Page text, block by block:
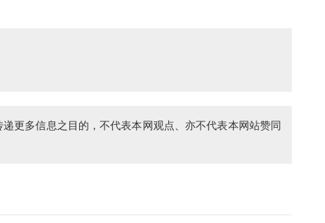
更多信息之目的，不代表本网观点、亦不代表本网站赞同